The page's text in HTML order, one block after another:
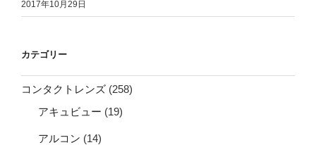
2017年10月29日
カテゴリー
コンタクトレンズ (258)
アキュビュー (19)
アルコン (14)